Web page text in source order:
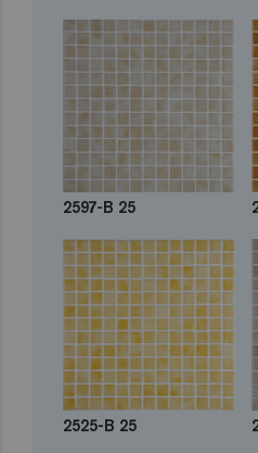
2597-B 25
2525-B 25